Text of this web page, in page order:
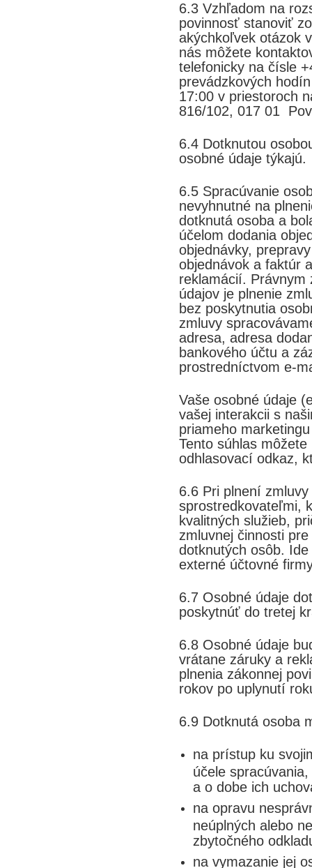
6.3 Vzhľadom na
povinnosť stanoviť
akýchkoľvek otázok
nás môžete
telefonicky na čísle
prevádzkových
17:00 v priestoroch
816/102, 017 01
6.4 Dotknutou
osobné údaje týkajú.
6.5 Spracúvanie
nevyhnutné na
dotknutá osoba a
účelom dodania
objednávky,
objednávok a faktúr
reklamácií. Právnym
údajov je plnenie
bez poskytnutia
zmluvy
adresa, adresa
bankového účtu a
prostredníctvom e-
Vaše osobné údaje
vašej interakcii s
priameho
Tento súhlas
odhlasovací odkaz,
6.6 Pri plnení
sprostredkovateľmi,
kvalitných služieb,
zmluvnej činnosti
dotknutých osôb.
externé účtovné
6.7 Osobné údaje
poskytnúť do tretej
6.8 Osobné údaje
vrátane záruky a
plnenia zákonnej
rokov po uplynutí
6.9 Dotknutá osoba
na prístup ku
účele
a o dobe ich
na opravu
neúplných alebo
zbytočného
na vymazanie jej